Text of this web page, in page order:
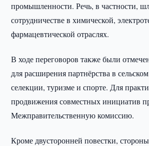
промышленности. Речь, в частности,
сотрудничестве в химической,
фармацевтической отраслях.
В ходе переговоров также были
для расширения партнёрства в
селекции, туризме и спорте. Для
продвижения совместных инициатив
Межправительственную комиссию.
Кроме двусторонней повестки,